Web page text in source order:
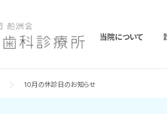
当院について
10月の休診日のお知らせ